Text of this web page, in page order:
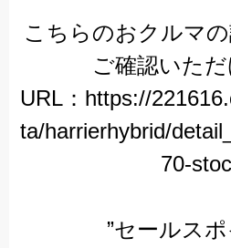
こちらのおクルマ
ご確認いただ
URL：https://
ta/harrierhybrid/
70-
”セールス